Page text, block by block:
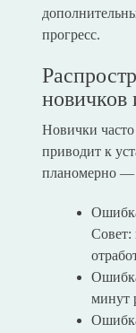
прогресс.
новичков
Новички часто
приводит к
планомерно —
Совет:
минут